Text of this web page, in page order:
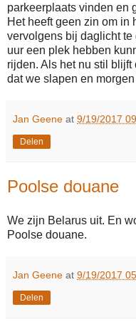
parkeerplaats vinden en
Het heeft geen zin om in
vervolgens bij daglicht
uur een plek hebben
rijden. Als het nu stil
dat we slapen en
Jan Geene at 9/19/2017
Delen
Poolse douane
We zijn Belarus uit. En
Poolse douane.
Jan Geene at 9/19/2017
Delen